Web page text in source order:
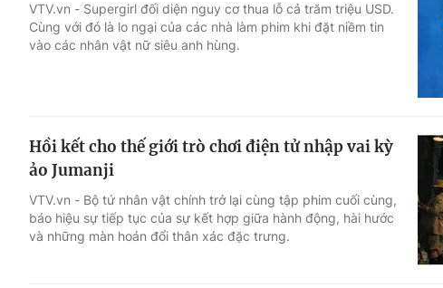
VTV.vn - Supergirl đối diện nguy cơ thua lỗ cả trăm triệu USD.
Cùng với đó là lo ngại của các nhà làm phim khi đặt niềm tin
vào các nhân vật nữ siêu anh hùng.
Hồi kết cho thế giới trò chơi điện tử nhập vai kỳ
ảo Jumanji
VTV.vn - Bộ tứ nhân vật chính trở lại cùng tập phim cuối cùng,
báo hiệu sự tiếp tục của sự kết hợp giữa hành động, hài hước
và những màn hoán đổi thân xác đặc trưng.